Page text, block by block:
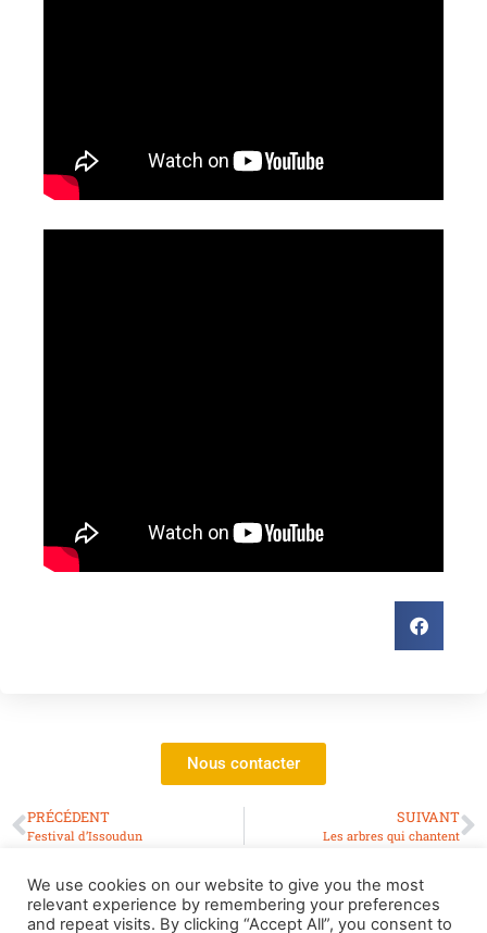
Nous contacter
PRÉCÉDENT
Festival d’Issoudun
SUIVANT
Les arbres qui chantent
We use cookies on our website to give you the most
relevant experience by remembering your preferences
and repeat visits. By clicking “Accept All”, you consent to